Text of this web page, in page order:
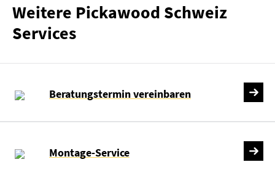
Weitere Pickawood Schweiz
Services
Beratungstermin vereinbaren
Montage-Service